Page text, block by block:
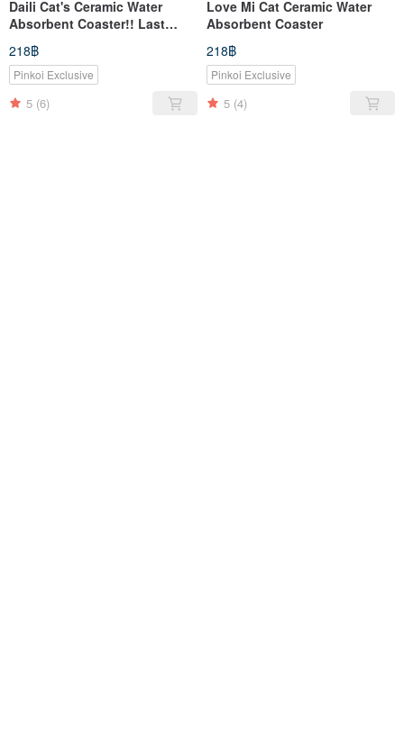
Daili Cat's Ceramic Water
Absorbent Coaster!! Last
shipping date 1/25!!
218฿
Pinkoi Exclusive
5 (6)
Love Mi Cat Ceramic Water
Absorbent Coaster
218฿
Pinkoi Exclusive
5 (4)